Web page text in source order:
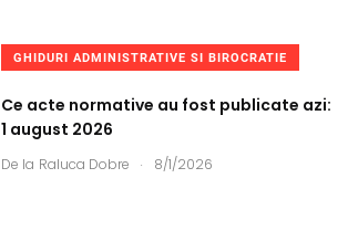
GHIDURI ADMINISTRATIVE SI BIROCRATIE
Ce acte normative au fost publicate azi:
1 august 2026
De la Raluca Dobre . 8/1/2026